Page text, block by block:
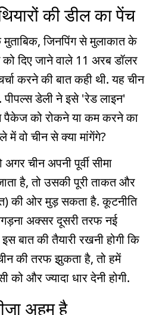
की डील का पेंच
जिनपिंग से मुलाकात के
दिए जाने वाले 11 अरब डॉलर
करने की बात कही थी. यह चीन
डेली ने इसे 'रेड लाइन'
पैकेज को रोकने या कम करने का
में वो चीन से क्या मांगेंगे?
चीन अपनी पूर्वी सीमा
है, तो उसकी पूरी ताकत और
की ओर मुड़ सकता है. कूटनीति
अक्सर दूसरी तरफ नई
बात की तैयारी रखनी होगी कि
की तरफ झुकता है, तो हमें
और ज्यादा धार देनी होगी.
अहम है